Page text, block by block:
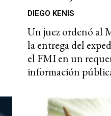
DIEGO KENIS
Un juez ordenó al
la entrega del
el FMI en un
información